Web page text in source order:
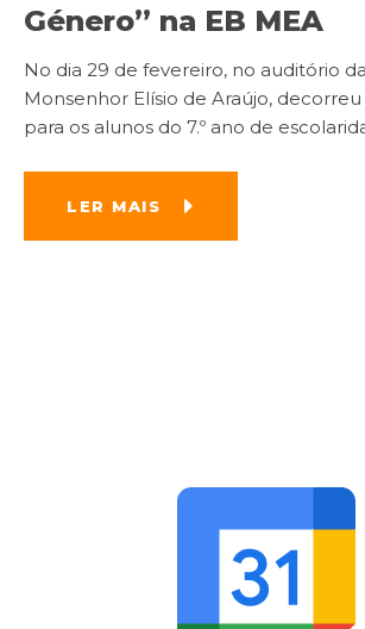
Género” na EB MEA
No dia 29 de fevereiro, no auditório
Monsenhor Elísio de Araújo,
para os alunos do 7.º ano de
LER MAIS